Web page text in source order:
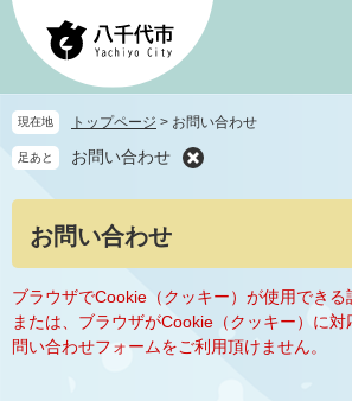
ペ
先
頭
メ
を
飛
文
現在地 トップページ > お問い合わせ
足あと お問い合わせ
お問い合わせ
ブラウザでCookie（クッキー）が使用できる
または、ブラウザがCookie（クッキー）に
問い合わせフォームをご利用頂けません。